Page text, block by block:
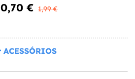
0,70 € 1,99 €
ACESSÓRIOS